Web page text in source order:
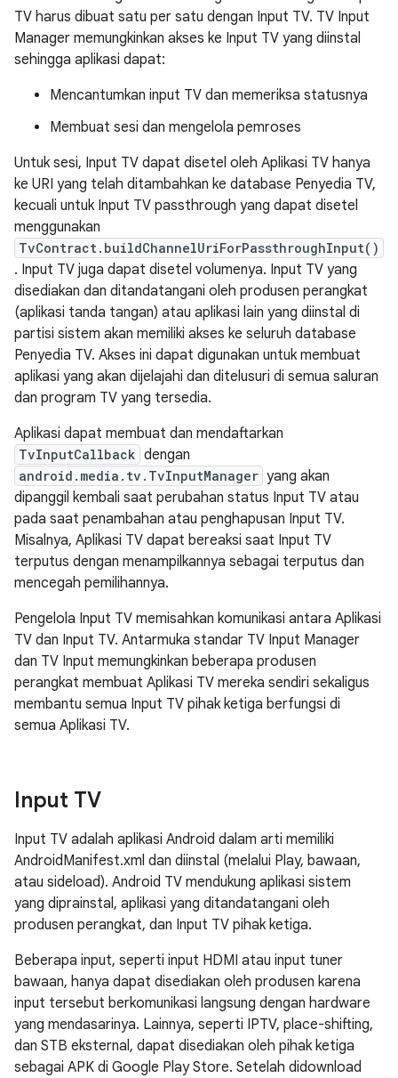
TV harus dibuat satu per satu dengan Input TV. TV Input
Manager memungkinkan akses ke Input TV yang diinstal
sehingga aplikasi dapat:
Mencantumkan input TV dan memeriksa statusnya
Membuat sesi dan mengelola pemroses
Untuk sesi, Input TV dapat disetel oleh Aplikasi TV hanya
ke URI yang telah ditambahkan ke database Penyedia TV,
kecuali untuk Input TV passthrough yang dapat disetel
menggunakan
TvContract.buildChannelUriForPassthroughInput()
. Input TV juga dapat disetel volumenya. Input TV yang
disediakan dan ditandatangani oleh produsen perangkat
(aplikasi tanda tangan) atau aplikasi lain yang diinstal di
partisi sistem akan memiliki akses ke seluruh database
Penyedia TV. Akses ini dapat digunakan untuk membuat
aplikasi yang akan dijelajahi dan ditelusuri di semua saluran
dan program TV yang tersedia.
Aplikasi dapat membuat dan mendaftarkan
TvInputCallback dengan
android.media.tv.TvInputManager yang akan
dipanggil kembali saat perubahan status Input TV atau
pada saat penambahan atau penghapusan Input TV.
Misalnya, Aplikasi TV dapat bereaksi saat Input TV
terputus dengan menampilkannya sebagai terputus dan
mencegah pemilihannya.
Pengelola Input TV memisahkan komunikasi antara Aplikasi
TV dan Input TV. Antarmuka standar TV Input Manager
dan TV Input memungkinkan beberapa produsen
perangkat membuat Aplikasi TV mereka sendiri sekaligus
membantu semua Input TV pihak ketiga berfungsi di
semua Aplikasi TV.
Input TV
Input TV adalah aplikasi Android dalam arti memiliki
AndroidManifest.xml dan diinstal (melalui Play, bawaan,
atau sideload). Android TV mendukung aplikasi sistem
yang diprainstal, aplikasi yang ditandatangani oleh
produsen perangkat, dan Input TV pihak ketiga.
Beberapa input, seperti input HDMI atau input tuner
bawaan, hanya dapat disediakan oleh produsen karena
input tersebut berkomunikasi langsung dengan hardware
yang mendasarinya. Lainnya, seperti IPTV, place-shifting,
dan STB eksternal, dapat disediakan oleh pihak ketiga
sebagai APK di Google Play Store. Setelah didownload